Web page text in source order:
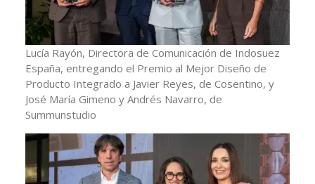
Lucía Rayón, Directora de Comunicación de Indosuez
España, entregando el Premio al Mejor Diseño de
Producto Integrado a Javier Reyes, de Cosentino, y
José María Gimeno y Andrés Navarro, de
Summunstudio